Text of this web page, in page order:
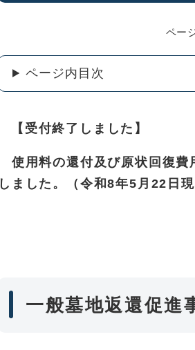
ペー
ページ内目次
【受付終了しました】
使用料の還付及び原状回復費
しました。（令和8年5月22日現
一般墓地返還促進